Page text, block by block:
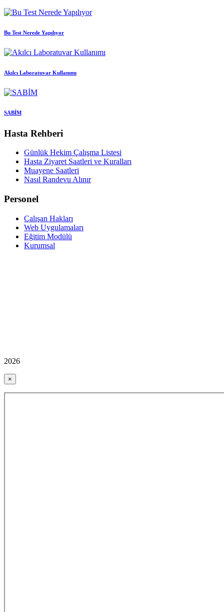
Bu Test Nerede Yapılıyor
Akılcı Laboratuvar Kullanımı
SABİM
Hasta Rehberi
Günlük Hekim Çalışma Listesi
Hasta Ziyaret Saatleri ve Kuralları
Muayene Saatleri
Nasıl Randevu Alınır
Personel
Çalışan Hakları
Web Uygulamaları
Eğitim Modülü
Kurumsal
2026
×